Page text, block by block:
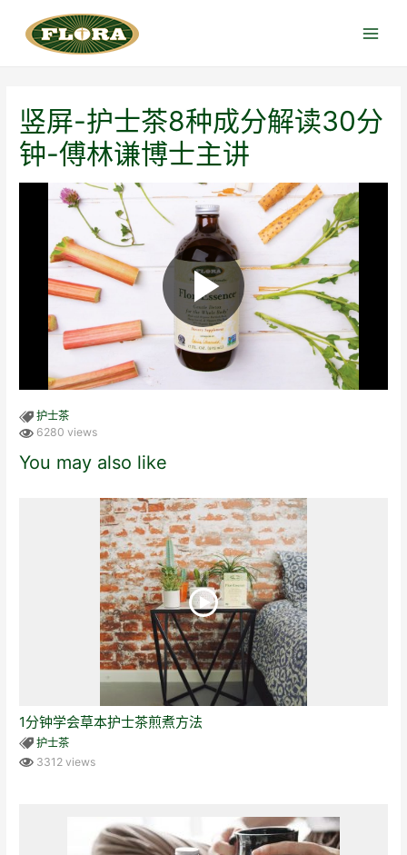
竖屏-护士茶8种成分解读30分
钟-傅林谦博士主讲
护士茶
6280 views
You may also like
1分钟学会草本护士茶煎煮方法
护士茶
3312 views